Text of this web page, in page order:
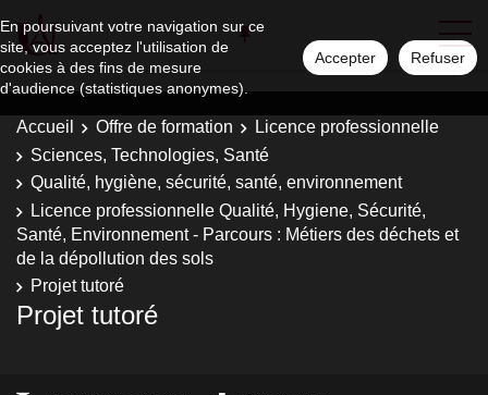
En poursuivant votre navigation sur ce
site, vous acceptez l'utilisation de
cookies à des fins de mesure
d'audience (statistiques anonymes).
Accepter Refuser
Accueil Offre de formation
Licence professionnelle
Sciences, Technologies, Santé
Qualité, hygiène, sécurité, santé, environnement
Licence professionnelle Qualité, Hygiene, Sécurité,
Santé, Environnement - Parcours : Métiers des déchets et
de la dépollution des sols
Projet tutoré
Projet tutoré